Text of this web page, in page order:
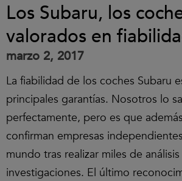
Los Subaru, los
valorados en
marzo 2, 2017
La fiabilidad de los coches Subaru
principales garantías. Nosotros lo
perfectamente, pero es que
confirman empresas
mundo tras realizar miles de análisis
investigaciones. El último